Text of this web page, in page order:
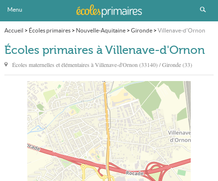
Menu
Accueil > Écoles primaires> Nouvelle-Aquitaine> Gironde> Villenave-d'Ornon
Écoles primaires à Villenave-d'Ornon
Écoles maternelles et élémentaires àVillenave-d'Ornon (33140) / Gironde (33)